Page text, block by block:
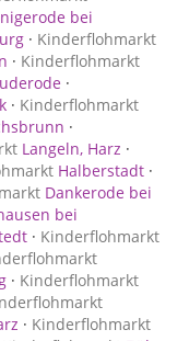
bei
· Kinderflohmarkt
· Kinderflohmarkt
·
· Kinderflohmarkt
·
Langeln, Harz ·
Halberstadt ·
Dankerode bei
bei
· Kinderflohmarkt
· Kinderflohmarkt
· Kinderflohmarkt